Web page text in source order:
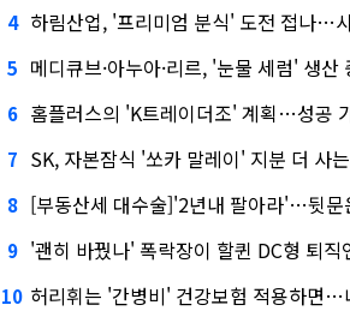
4 하림산업, '프리미엄 분식' 도전 접나…사라진 '멜팅
5 메디큐브·아누아·리르, '눈물 세럼' 생산 중단
6 홈플러스의 'K트레이더조' 계획…성공 가능성은 '
7 SK, 자본잠식 '쏘카 말레이' 지분 더 사
8 [부동산세 대수술]'2년내 팔아라'…뒷문은 열
9 '괜히 바꿨나' 폭락장이 할퀸 DC형 퇴직연금…전문가
10 허리휘는 '간병비' 건강보험 적용하면…내 간병보험